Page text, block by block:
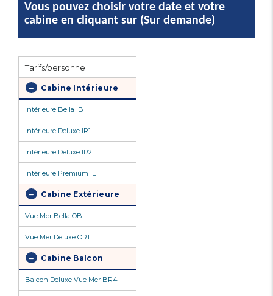
Vous pouvez choisir votre date et votre
cabine en cliquant sur (Sur demande)
Tarifs/personne
Cabine Intérieure
Intérieure Bella IB
Intérieure Deluxe IR1
Intérieure Deluxe IR2
Intérieure Premium IL1
Cabine Extérieure
Vue Mer Bella OB
Vue Mer Deluxe OR1
Cabine Balcon
Balcon Deluxe Vue Mer BR4